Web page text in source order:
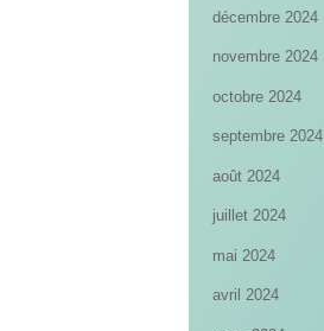
décembre 2024
novembre 2024
octobre 2024
septembre 2024
août 2024
juillet 2024
mai 2024
avril 2024